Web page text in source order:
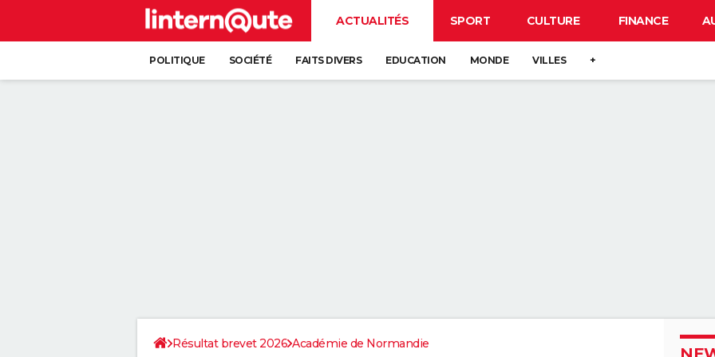
ACTUALITÉS SPORT CULTURE FINANCE
POLITIQUE SOCIÉTÉ FAITS DIVERS EDUCATION MONDE VILLES +
Résultat brevet 2026 Académie de Normandie